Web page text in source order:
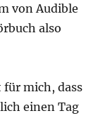
von Audible
also
mich, dass
einen Tag